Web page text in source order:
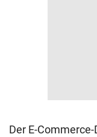
Der E-